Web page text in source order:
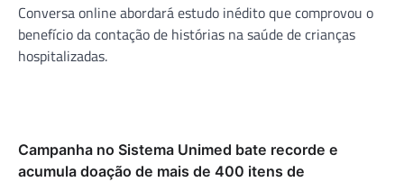
Conversa online abordará estudo inédito que comprovou o
benefício da contação de histórias na saúde de crianças
hospitalizadas.
Campanha no Sistema Unimed bate recorde e
acumula doação de mais de 400 itens de